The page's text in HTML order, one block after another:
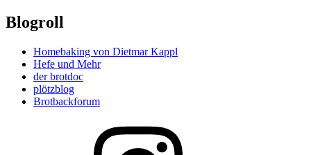
Blogroll
Homebaking von Dietmar Kappl
Hefe und Mehr
der brotdoc
plötzblog
Brotbackforum